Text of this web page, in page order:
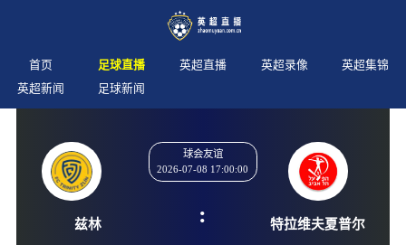
首页 足球直播 英超直播 英超录像
英超集锦
英超新闻
足球新闻